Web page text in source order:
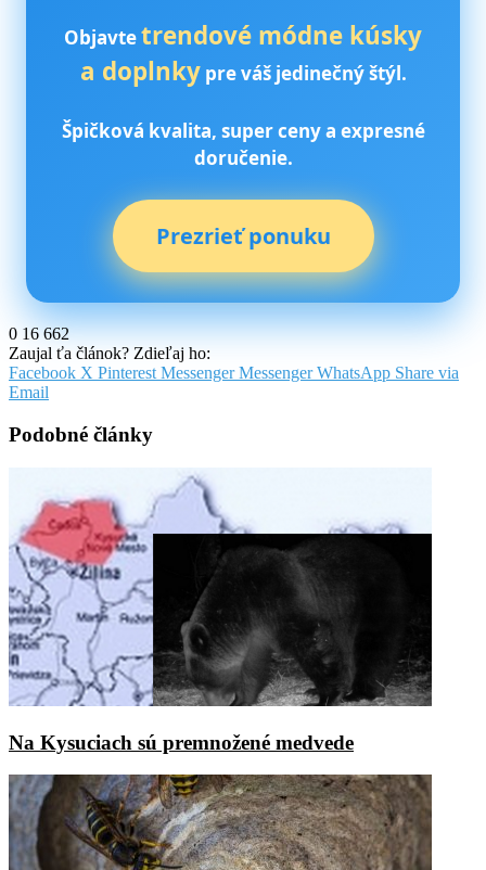
Objavtetrendové módne kúsky
a doplnkypre váš jedinečný štýl.
Špičková kvalita, super ceny a expresné
doručenie.
Prezrieť ponuku
0 16 662
Zaujal ťa článok? Zdieľaj ho:
Facebook X Pinterest Messenger Messenger WhatsApp Share via
Email
Podobné články
Na Kysuciach sú premnožené medvede